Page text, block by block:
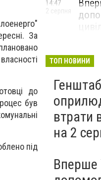
За
до
був
під
14:47
2 серпня
ТОП НОВИНИ
втрати
на 2
Вперше